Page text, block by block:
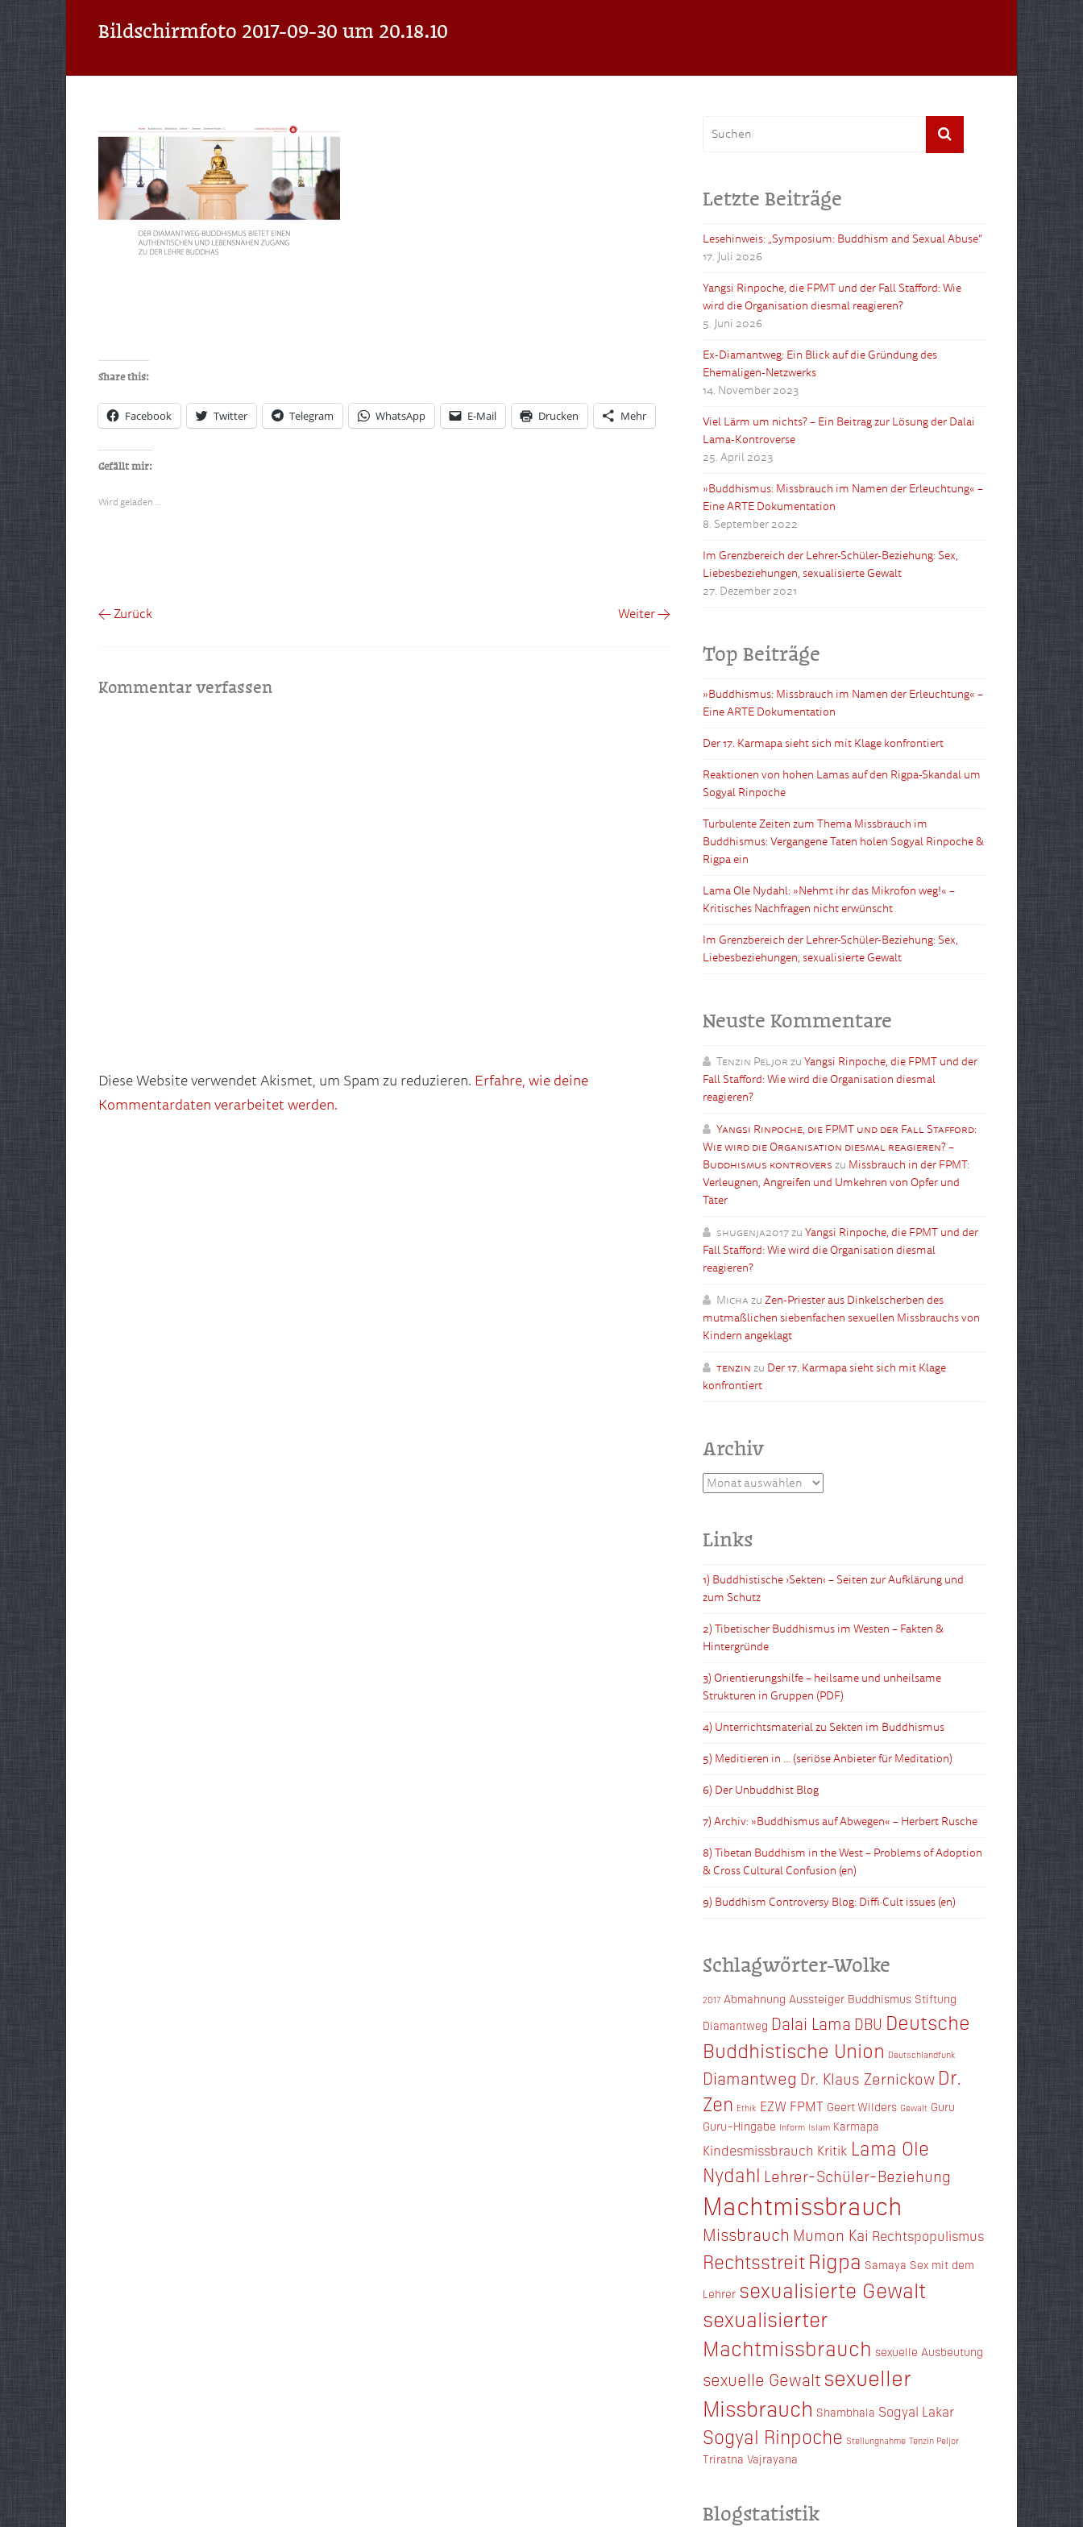
Bildschirmfoto 2017-09-30 um 20.18.10
Share this:
Facebook Twitter Telegram WhatsApp E-Mail Drucken Mehr
Gefällt mir:
Wird geladen …
← Zurück Weiter →
Kommentar verfassen
Diese Website verwendet Akismet, um Spam zu reduzieren. Erfahre, wie deine
Kommentardaten verarbeitet werden.
Letzte Beiträge
Lesehinweis: „Symposium: Buddhism and Sexual Abuse“
17. Juli 2026
Yangsi Rinpoche, die FPMT und der Fall Stafford: Wie
wird die Organisation diesmal reagieren?
5. Juni 2026
Ex-Diamantweg: Ein Blick auf die Gründung des
Ehemaligen-Netzwerks
14. November 2023
Viel Lärm um nichts? – Ein Beitrag zur Lösung der Dalai
Lama-Kontroverse
25. April 2023
»Buddhismus: Missbrauch im Namen der Erleuchtung« –
Eine ARTE Dokumentation
8. September 2022
Im Grenzbereich der Lehrer-Schüler-Beziehung: Sex,
Liebesbeziehungen, sexualisierte Gewalt
27. Dezember 2021
Top Beiträge
»Buddhismus: Missbrauch im Namen der Erleuchtung« –
Eine ARTE Dokumentation
Der 17. Karmapa sieht sich mit Klage konfrontiert
Reaktionen von hohen Lamas auf den Rigpa-Skandal um
Sogyal Rinpoche
Turbulente Zeiten zum Thema Missbrauch im
Buddhismus: Vergangene Taten holen Sogyal Rinpoche &
Rigpa ein
Lama Ole Nydahl: »Nehmt ihr das Mikrofon weg!« –
Kritisches Nachfragen nicht erwünscht
Im Grenzbereich der Lehrer-Schüler-Beziehung: Sex,
Liebesbeziehungen, sexualisierte Gewalt
Neuste Kommentare
Tenzin Peljor zu Yangsi Rinpoche, die FPMT und der
Fall Stafford: Wie wird die Organisation diesmal
reagieren?
Yangsi Rinpoche, die FPMT und der Fall Stafford:
Wie wird die Organisation diesmal reagieren? –
Buddhismus kontrovers zu Missbrauch in der FPMT:
Verleugnen, Angreifen und Umkehren von Opfer und
Täter
shugenja2017zu Yangsi Rinpoche, die FPMT und der
Fall Stafford: Wie wird die Organisation diesmal
reagieren?
Micha zu Zen-Priester aus Dinkelscherben des
mutmaßlichen siebenfachen sexuellen Missbrauchs von
Kindern angeklagt
tenzin zu Der 17. Karmapa sieht sich mit Klage
konfrontiert
Archiv
Archiv
Links
1) Buddhistische ›Sekten‹ – Seiten zur Aufklärung und
zum Schutz
2) Tibetischer Buddhismus im Westen – Fakten &
Hintergründe
3) Orientierungshilfe – heilsame und unheilsame
Strukturen in Gruppen (PDF)
4) Unterrichtsmaterial zu Sekten im Buddhismus
5) Meditieren in … (seriöse Anbieter für Meditation)
6) Der Unbuddhist Blog
7) Archiv: »Buddhismus auf Abwegen« – Herbert Rusche
8) Tibetan Buddhism in the West – Problems of Adoption
& Cross Cultural Confusion (en)
9) Buddhism Controversy Blog: Diffi·Cult issues (en)
Schlagwörter-Wolke
2017 Abmahnung Aussteiger Buddhismus Stiftung
Diamantweg Dalai Lama DBU Deutsche
Buddhistische Union Deutschlandfunk
Diamantweg Dr. Klaus Zernickow Dr.
Zen Ethik EZW FPMT Geert Wilders Gewalt Guru
Guru-Hingabe Inform Islam Karmapa
Kindesmissbrauch Kritik Lama Ole
Nydahl Lehrer-Schüler-Beziehung
Machtmissbrauch
Missbrauch Mumon Kai Rechtspopulismus
Rechtsstreit Rigpa Samaya Sex mit dem
Lehrer sexualisierte Gewalt
sexualisierter
Machtmissbrauch sexuelle Ausbeutung
sexuelle Gewalt sexueller
Missbrauch Shambhala Sogyal Lakar
Sogyal Rinpoche Stellungnahme Tenzin Peljor
Triratna Vajrayana
Blogstatistik